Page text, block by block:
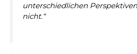
unterschiedlichen
nicht.“